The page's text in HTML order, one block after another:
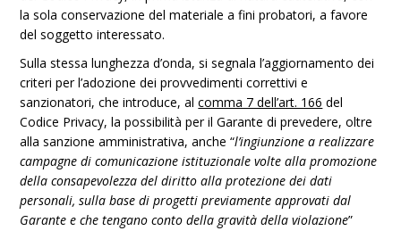
la sola conservazione del materiale a fini probatori, a favore
del soggetto interessato.
Sulla stessa lunghezza d’onda, si segnala l’aggiornamento dei
criteri per l’adozione dei provvedimenti correttivi e
sanzionatori, che introduce, alcomma 7 dell’art. 166 del
Codice Privacy, la possibilità per il Garante di prevedere, oltre
alla sanzione amministrativa, anche “l’ingiunzione a realizzare
campagne di comunicazione istituzionale volte alla promozione
della consapevolezza del diritto alla protezione dei dati
personali, sulla base di progetti previamente approvati dal
Garante e che tengano conto della gravità della violazione”